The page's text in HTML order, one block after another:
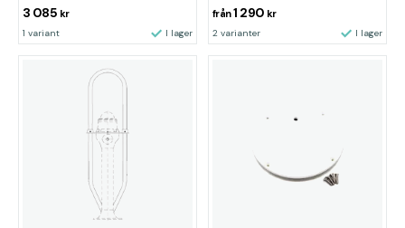
3 085 kr
1 variant I lager
från1 290 kr
2 varianter I lager